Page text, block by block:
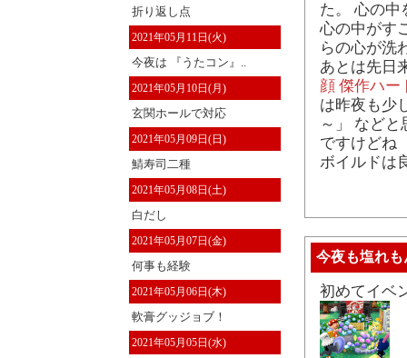
折り返し点
2021年05月11日(火)
今夜は 『うたコン』..
2021年05月10日(月)
玄関ホールで対応
2021年05月09日(日)
鯖寿司二種
2021年05月08日(土)
白だし
2021年05月07日(金)
何事も経験
2021年05月06日(木)
軟膏グッジョブ！
2021年05月05日(水)
た。 心の中
心の中がす
らの心が洗
あとは先日
顔 傑作ハー
は昨夜も少
～」 など
ですけどね
ボイルドは
今夜も塩れも
初めてイベ